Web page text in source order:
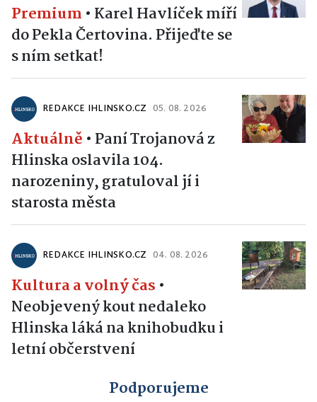
Premium • Karel Havlíček míří
do Pekla Čertovina. Přijeďte se
s ním setkat!
REDAKCE IHLINSKO.CZ 05. 08. 2026
Aktuálně • Paní Trojanová z
Hlinska oslavila 104.
narozeniny, gratuloval jí i
starosta města
REDAKCE IHLINSKO.CZ 04. 08. 2026
Kultura a volný čas •
Neobjevený kout nedaleko
Hlinska láká na knihobudku i
letní občerstvení
Podporujeme